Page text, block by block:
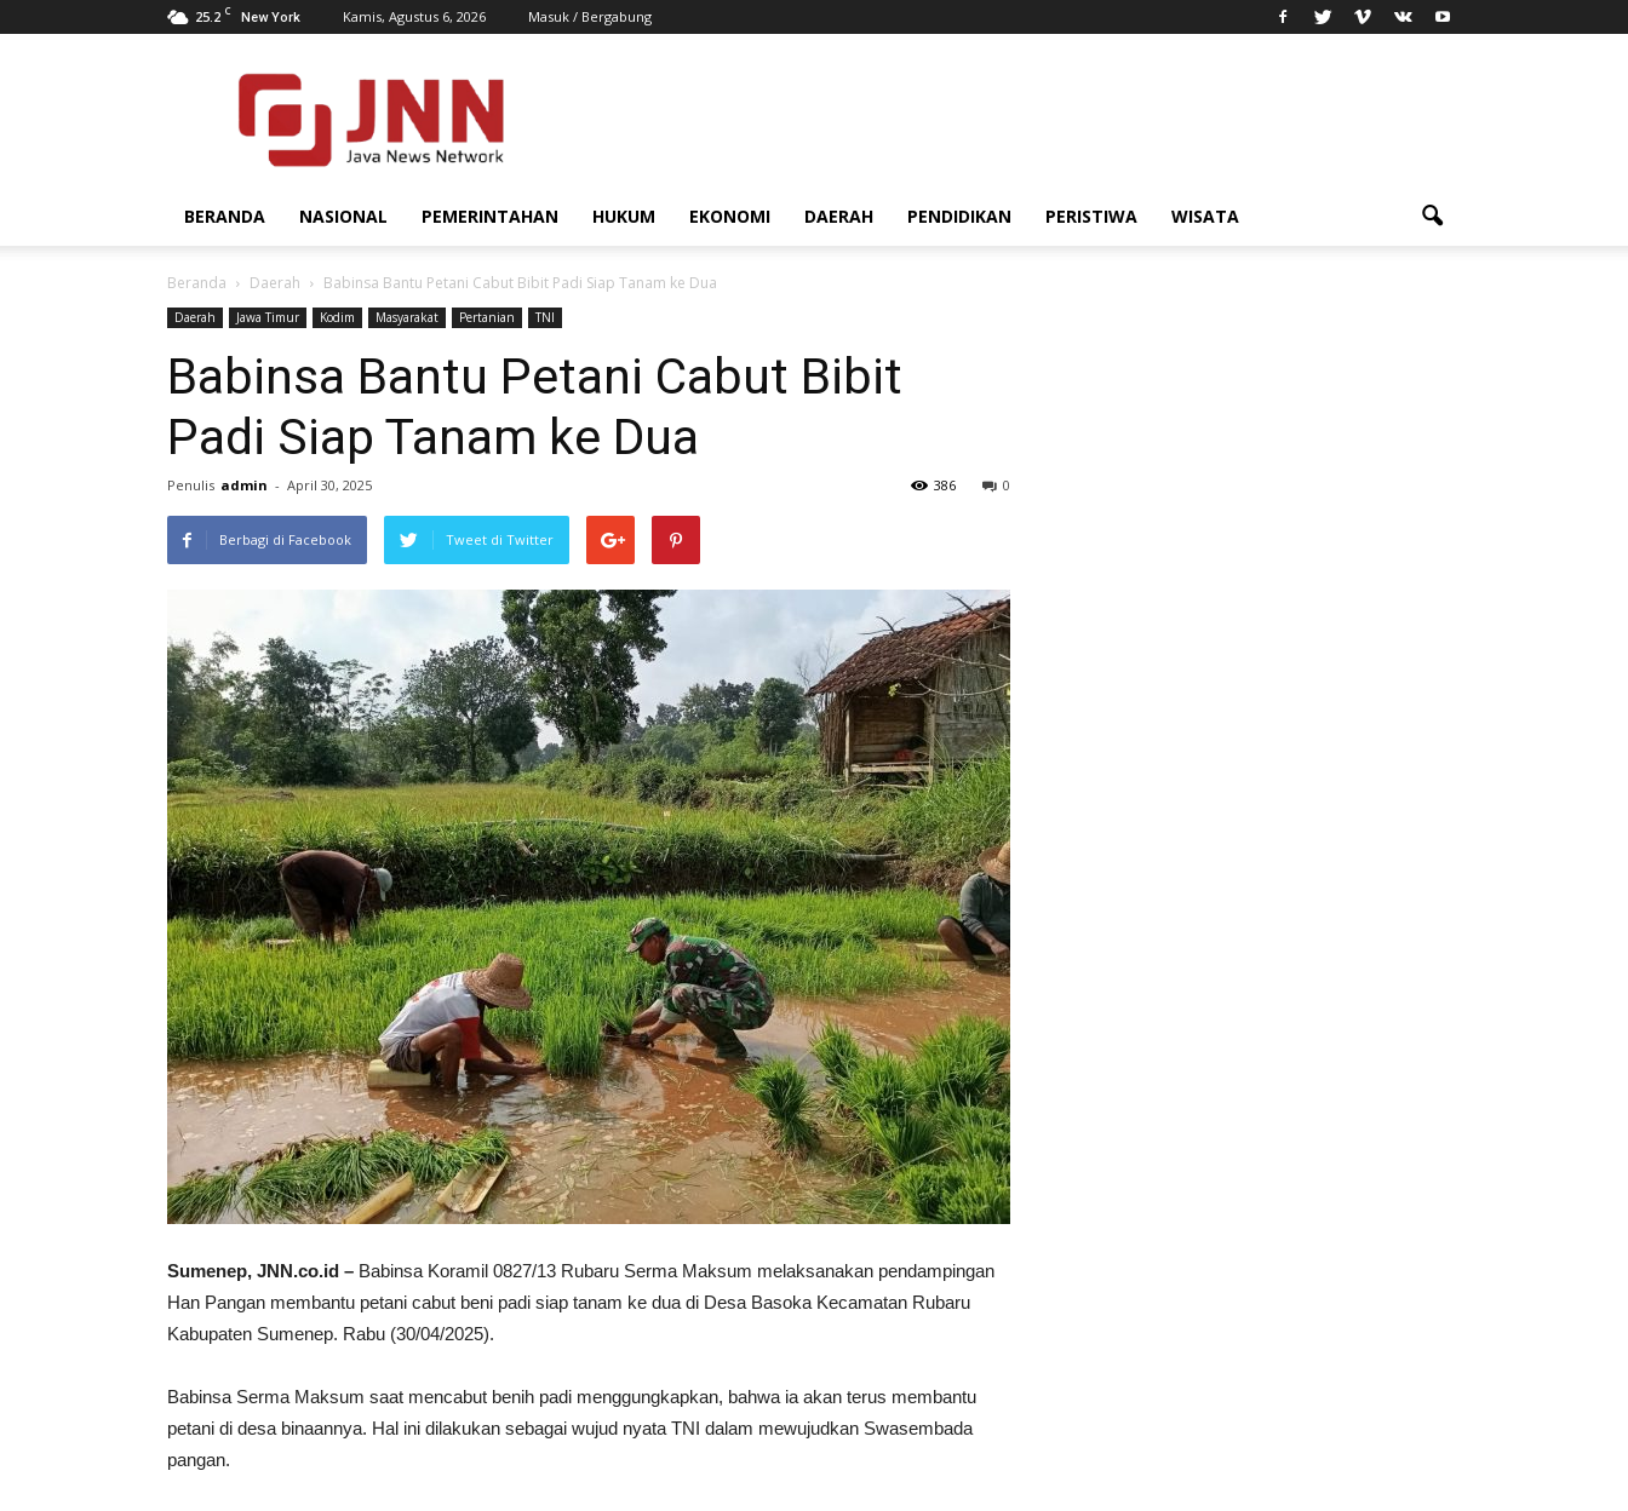
25.2 C New York Kamis, Agustus 6, 2026 Masuk / Bergabung
JNN.co.id
BERANDA NASIONAL PEMERINTAHAN HUKUM EKONOMI DAERAH PENDIDIKAN PERISTIWA WISATA
Beranda Daerah Babinsa Bantu Petani Cabut Bibit Padi Siap Tanam ke Dua
Daerah Jawa Timur Kodim Masyarakat Pertanian TNI
Babinsa Bantu Petani Cabut Bibit
Padi Siap Tanam ke Dua
Penulis admin - April 30, 2025 0
386
Berbagi di Facebook Tweet di Twitter
Sumenep, JNN.co.id – Babinsa Koramil 0827/13 Rubaru Serma Maksum melaksanakan pendampingan
Han Pangan membantu petani cabut beni padi siap tanam ke dua di Desa Basoka Kecamatan Rubaru
Kabupaten Sumenep. Rabu (30/04/2025).
Babinsa Serma Maksum saat mencabut benih padi menggungkapkan, bahwa ia akan terus membantu
petani di desa binaannya. Hal ini dilakukan sebagai wujud nyata TNI dalam mewujudkan Swasembada
pangan.